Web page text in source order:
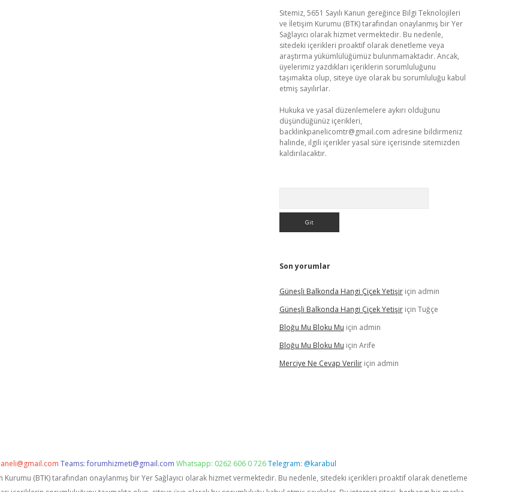
Sitemiz, 5651 Sayılı Kanun gereğince Bilgi Teknolojileri
ve İletişim Kurumu (BTK) tarafından onaylanmış bir Yer
Sağlayıcı olarak hizmet vermektedir. Bu nedenle,
sitedeki içerikleri proaktif olarak denetleme veya
araştırma yükümlülüğümüz bulunmamaktadır. Ancak,
üyelerimiz yazdıkları içeriklerin sorumluluğunu
taşımakta olup, siteye üye olarak bu sorumluluğu kabul
etmiş sayılırlar.
Hukuka ve yasal düzenlemelere aykırı olduğunu
düşündüğünüz içerikleri,
backlinkpanelicomtr@gmail.com adresine bildirmeniz
halinde, ilgili içerikler yasal süre içerisinde sitemizden
kaldırılacaktır.
Son yorumlar
Güneşli Balkonda Hangi Çiçek Yetişiriçin admin
Güneşli Balkonda Hangi Çiçek Yetişiriçin Tuğçe
Bloğu Mu Bloku Mu için admin
Bloğu Mu Bloku Mu için Arife
Merciye Ne Cevap Veriliriçin admin
Teams:forumhizmeti@gmail.com Whatsapp: 0262 606 0 726Telegram: @karabul
Kurumu (BTK) tarafından onaylanmış bir Yer Sağlayıcı olarak hizmet vermektedir. Bu nedenle, sitedeki içerikleri proaktif olarak denetleme